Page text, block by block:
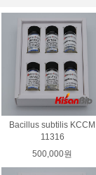
Bacillus subtilis KCCM
11316
500,000원